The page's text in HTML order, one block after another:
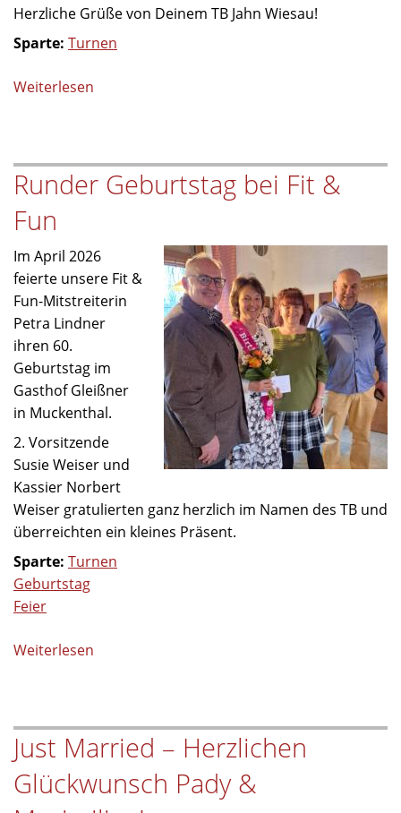
Herzliche Grüße von Deinem TB Jahn Wiesau!
Sparte: Turnen
Weiterlesen
80.
Geburtstag
Runder Geburtstag bei Fit &
Fun
Im April 2026
feierte unsere Fit &
Fun-Mitstreiterin
Petra Lindner
ihren 60.
Geburtstag im
Gasthof Gleißner
in Muckenthal.
2. Vorsitzende
Susie Weiser und
Kassier Norbert
Weiser gratulierten ganz herzlich im Namen des TB und
überreichten ein kleines Präsent.
Sparte: Turnen
Geburtstag
Feier
Weiterlesen
Fit
&
Fun
Just Married – Herzlichen
Glückwunsch Pady &